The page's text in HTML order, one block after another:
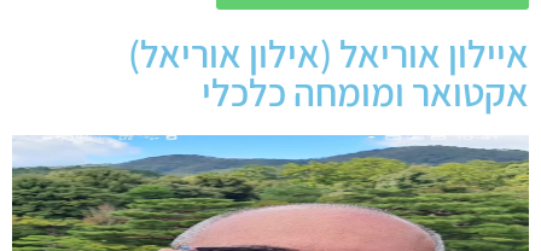
איילון אוריאל (אילון אוריאל)
אקטואר ומומחה כלכלי